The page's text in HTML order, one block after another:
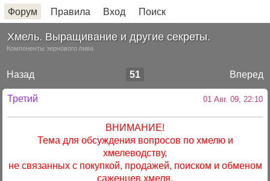
Форум Правила Вход Поиск
Хмель. Выращивание и другие секреты.
Компоненты зернового пива
Назад Вперед
51
Третий 01 Авг. 09, 22:10
ВНИМАНИЕ!
Тема для обсуждения вопросов по хмелю и
хмелеводству,
не связанных с покупкой, продажей, поиском и обменом
саженцев хмеля.